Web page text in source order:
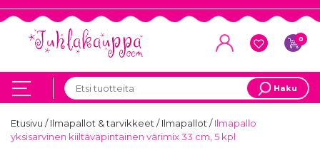
0
Haku
Etusivu /Ilmapallot & tarvikkeet/Ilmapallot/Ilmapallo
yksisarvinen kiiltäväpintainen värimix 33 cm, 5 kpl